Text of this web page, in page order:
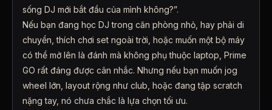
sống DJ mới bắt đầu của mình không?”.
Nếu bạn đang học DJ trong căn phòng nhỏ, hay phải di
chuyển, thích chơi set ngoài trời, hoặc muốn một bộ máy
có thể mở lên là đánh mà không phụ thuộc laptop, Prime
GO rất đáng được cân nhắc. Nhưng nếu bạn muốn jog
wheel lớn, layout rộng như club, hoặc đang tập scratch
nặng tay, nó chưa chắc là lựa chọn tối ưu.